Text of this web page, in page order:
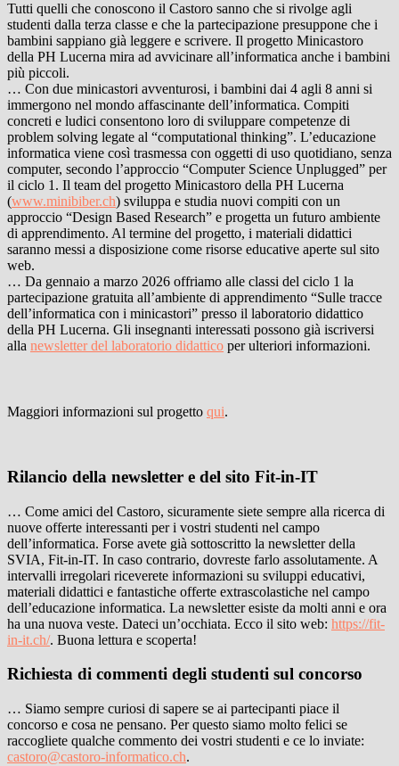
Tutti quelli che conoscono il Castoro sanno che si rivolge agli
studenti dalla terza classe e che la partecipazione presuppone che i
bambini sappiano già leggere e scrivere. Il progetto Minicastoro
della PH Lucerna mira ad avvicinare all’informatica anche i bambini
più piccoli.
… Con due minicastori avventurosi, i bambini dai 4 agli 8 anni si
immergono nel mondo affascinante dell’informatica. Compiti
concreti e ludici consentono loro di sviluppare competenze di
problem solving legate al “computational thinking”. L’educazione
informatica viene così trasmessa con oggetti di uso quotidiano, senza
computer, secondo l’approccio “Computer Science Unplugged” per
il ciclo 1. Il team del progetto Minicastoro della PH Lucerna
(www.minibiber.ch) sviluppa e studia nuovi compiti con un
approccio “Design Based Research” e progetta un futuro ambiente
di apprendimento. Al termine del progetto, i materiali didattici
saranno messi a disposizione come risorse educative aperte sul sito
web.
… Da gennaio a marzo 2026 offriamo alle classi del ciclo 1 la
partecipazione gratuita all’ambiente di apprendimento “Sulle tracce
dell’informatica con i minicastori” presso il laboratorio didattico
della PH Lucerna. Gli insegnanti interessati possono già iscriversi
alla newsletter del laboratorio didattico per ulteriori informazioni.
Maggiori informazioni sul progetto qui.
Rilancio della newsletter e del sito Fit-in-IT
… Come amici del Castoro, sicuramente siete sempre alla ricerca di
nuove offerte interessanti per i vostri studenti nel campo
dell’informatica. Forse avete già sottoscritto la newsletter della
SVIA, Fit-in-IT. In caso contrario, dovreste farlo assolutamente. A
intervalli irregolari riceverete informazioni su sviluppi educativi,
materiali didattici e fantastiche offerte extrascolastiche nel campo
dell’educazione informatica. La newsletter esiste da molti anni e ora
ha una nuova veste. Dateci un’occhiata. Ecco il sito web: https://fit-
in-it.ch/. Buona lettura e scoperta!
Richiesta di commenti degli studenti sul concorso
… Siamo sempre curiosi di sapere se ai partecipanti piace il
concorso e cosa ne pensano. Per questo siamo molto felici se
raccogliete qualche commento dei vostri studenti e ce lo inviate:
castoro@castoro-informatico.ch.